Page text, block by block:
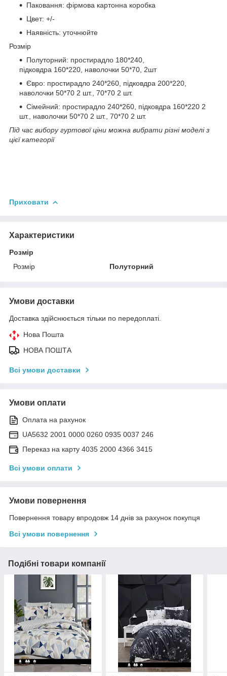
Паковання: фірмова картонна коробка
Цвет: +/-
Наявність: уточнюйте
Розмір
Полуторний: простирадло 180*240,
підковдра 160*220, наволочки 50*70, 2шт
Євро: простирадло 240*260, підковдра 200*220,
наволочки 50*70 2 шт., 70*70 2 шт.
Сімейний: простирадло 240*260, підковдра 160*220 2
шт., наволочки 50*70 2 шт., 70*70 2 шт.
Під час вибору гуртової ціни можна вибрати різні моделі з
цієї категорії
Приховати
Характеристики
Розмір
Розмір
Полуторний
Умови доставки
Доставка здійснюється тільки по передоплаті.
Нова Пошта
НОВА ПОШТА
Всі умови доставки
Умови оплати
Оплата на рахунок
UA5632 2001 0000 0260 0935 0037 246
Переказ на карту 4035 2000 4366 3415
Всі умови оплати
Умови повернення
Повернення товару впродовж 14 днів за рахунок покупця
Всі умови повернення
Подібні товари компанії